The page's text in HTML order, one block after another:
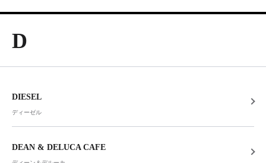
D
DIESEL
ディーゼル
DEAN & DELUCA CAFE